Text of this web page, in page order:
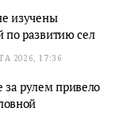
изучены
развитию сел
2026, 17:36
рулем привело